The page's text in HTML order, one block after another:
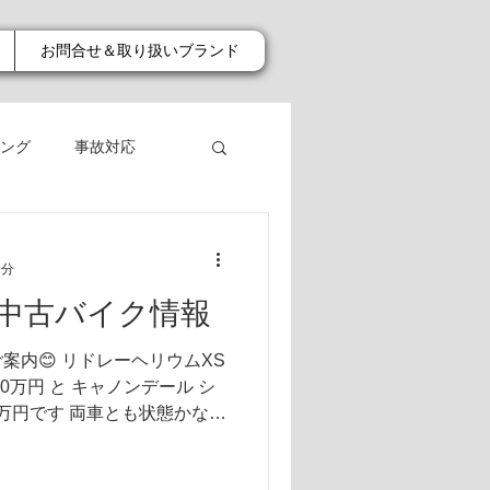
お問合せ＆取り扱いブランド
グ 事故対応
古バイク情報
内😊 リドレーヘリウムXS
万円 と キャノンデール シ
円です 両車とも状態かなり